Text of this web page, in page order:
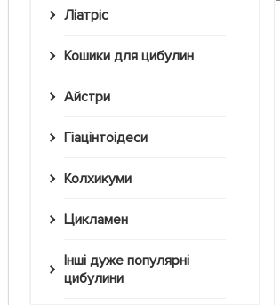
Ліатріс
Кошики для цибулин
Айстри
Гіацінтоідеси
Колхикуми
Цикламен
Інші дуже популярні
цибулини